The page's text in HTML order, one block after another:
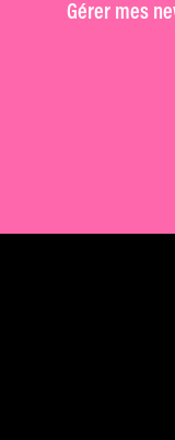
Gérer mes